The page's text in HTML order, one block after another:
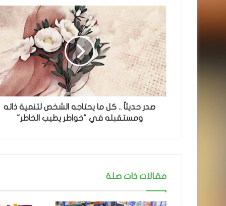
صدر حديثاً .. كل ما يحتاجه الشخص لتنمية ذاته
ومستقبله في "خواطر يطيب الخاطر"
مقالات ذات صلة